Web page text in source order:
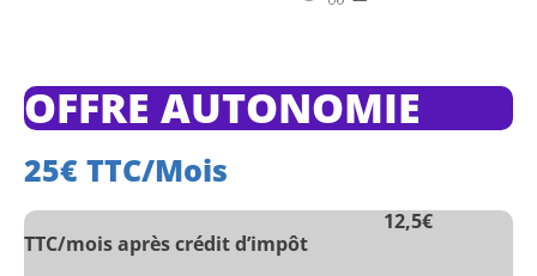
OFFRE AUTONOMIE
25€ TTC/mois
12,5€
TTC/mois après crédit d’impôt